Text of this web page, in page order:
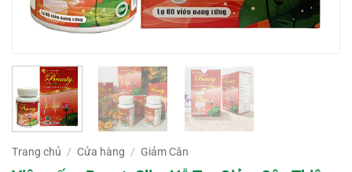
Trang chủ / Cửa hàng / Giảm Cân